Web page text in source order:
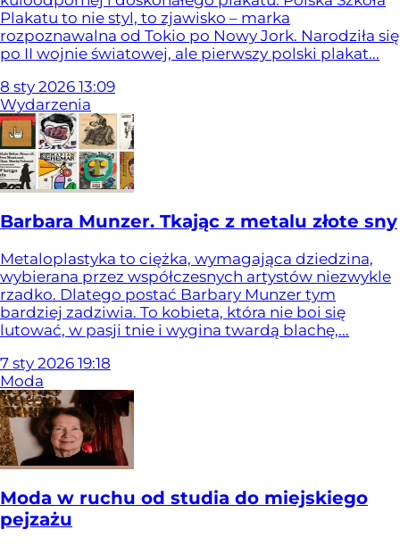
Plakatu to nie styl, to zjawisko – marka
rozpoznawalna od Tokio po Nowy Jork. Narodziła się
po II wojnie światowej, ale pierwszy polski plakat...
8 sty 2026 13:09
Wydarzenia
Barbara Munzer. Tkając z metalu złote sny
Metaloplastyka to ciężka, wymagająca dziedzina,
wybierana przez współczesnych artystów niezwykle
rzadko. Dlatego postać Barbary Munzer tym
bardziej zadziwia. To kobieta, która nie boi się
lutować, w pasji tnie i wygina twardą blachę,...
7 sty 2026 19:18
Moda
Moda w ruchu od studia do miejskiego
pejzażu